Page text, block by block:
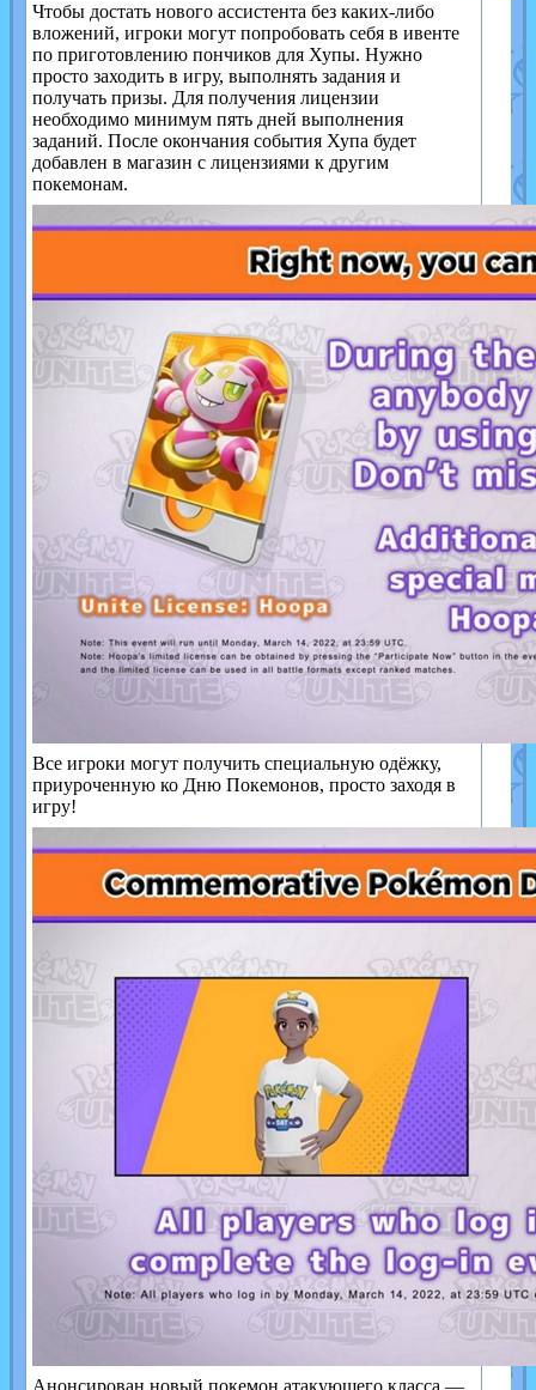
Чтобы достать нового ассистента без каких-либо
вложений, игроки могут попробовать себя в ивенте
по приготовлению пончиков для Хупы. Нужно
просто заходить в игру, выполнять задания и
получать призы. Для получения лицензии
необходимо минимум пять дней выполнения
заданий. После окончания события Хупа будет
добавлен в магазин с лицензиями к другим
покемонам.
Все игроки могут получить специальную одёжку,
приуроченную ко Дню Покемонов, просто заходя в
игру!